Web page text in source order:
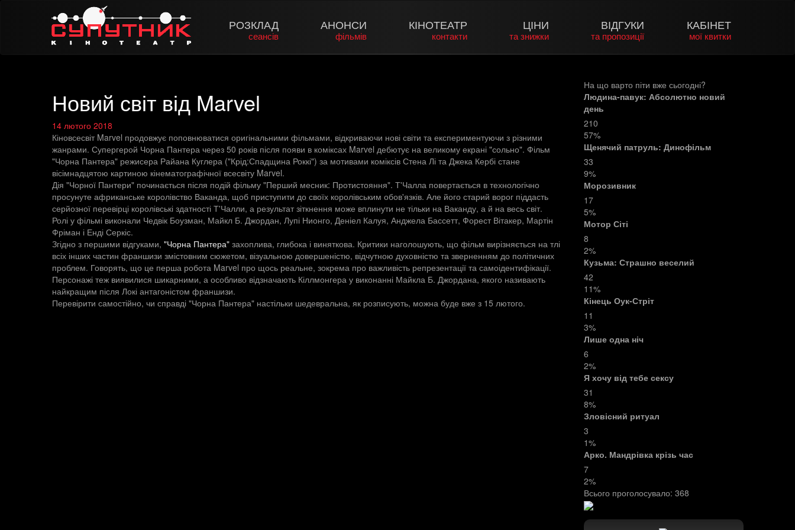
РОЗКЛАД
сеансів
АНОНСИ
фільмів
КІНОТЕАТР
контакти
ЦІНИ
та знижки
ВІДГУКИ
та пропозиції
КАБІНЕТ
мої квитки
Новий світ від Marvel
14 лютого 2018
Кіновсесвіт Marvel продовжує поповнюватися оригінальними фільмами, відкриваючи нові світи та експериментуючи з різними
жанрами. Супергерой Чорна Пантера через 50 років після появи в коміксах Marvel дебютує на великому екрані "сольно". Фільм
"Чорна Пантера" режисера Райана Куглера ("Крід:Спадщина Роккі") за мотивами коміксів Стена Лі та Джека Кербі стане
вісімнадцятою картиною кінематографічної всесвіту Marvel.
Дія "Чорної Пантери" починається після подій фільму "Перший месник: Протистояння". Т'Чалла повертається в технологічно
просунуте африканське королівство Ваканда, щоб приступити до своїх королівським обов'язків. Але його старий ворог піддасть
серйозної перевірці королівські здатності Т'Чалли, а результат зіткнення може вплинути не тільки на Ваканду, а й на весь світ.
Ролі у фільмі виконали Чедвік Боузман, Майкл Б. Джордан, Лупі Нионго, Деніел Калуя, Анджела Бассетт, Форест Вітакер, Мартін
Фріман і Енді Серкіс.
Згідно з першими відгуками, "Чорна Пантера"захоплива, глибока і виняткова. Критики наголошують, що фільм вирізняється на тлі
всіх інших частин франшизи змістовним сюжетом, візуальною довершеністю, відчутною духовністю та зверненням до політичних
проблем. Говорять, що це перша робота Marvel про щось реальне, зокрема про важливість репрезентації та самоідентифікації.
Персонажі теж виявилися шикарними, а особливо відзначають Кіллмонгера у виконанні Майкла Б. Джордана, якого називають
найкращим після Локі антагоністом франшизи.
Перевірити самостійно, чи справді "Чорна Пантера" настільки шедевральна, як розписують, можна буде вже з 15 лютого.
На що варто піти вже сьогодні?
Людина-павук: Абсолютно новий
день
210
57%
Щенячий патруль: Динофільм
33
9%
Морозивник
17
5%
Мотор Сіті
8
2%
Кузьма: Страшно веселий
42
11%
Кінець Оук-Стріт
11
3%
Лише одна ніч
6
2%
Я хочу від тебе сексу
31
8%
Зловісний ритуал
3
1%
Арко. Мандрівка крізь час
7
2%
Всього проголосувало: 368